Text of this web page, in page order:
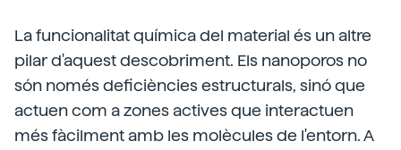
La funcionalitat química del material és un altre
pilar d'aquest descobriment. Els nanoporos no
són només deficiències estructurals, sinó que
actuen com a zones actives que interactuen
més fàcilment amb les molècules de l'entorn. A